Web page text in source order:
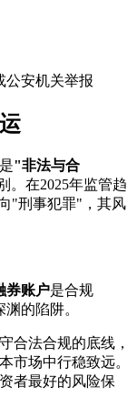
公安机关举报
"非法与合
。在2025年监管趋
"刑事犯罪"，其风
券账户是合规
的陷阱。
合法合规的底线，
市场中行稳致远。
者最好的风险保